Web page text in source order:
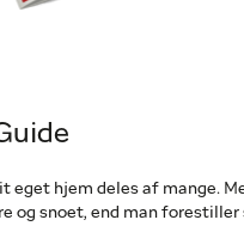
eget hjem deles af mange.
og snoet, end man forestiller